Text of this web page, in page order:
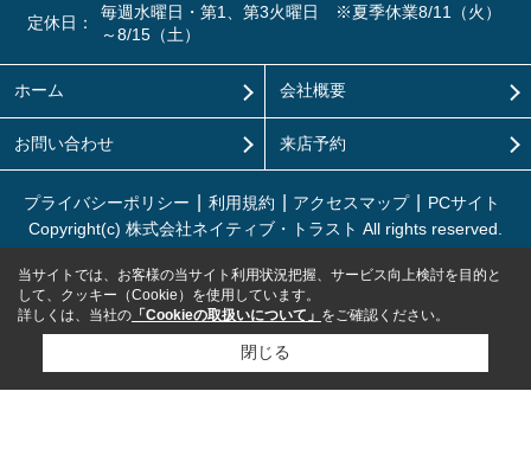
定休日：
毎週水曜日・第1、第3火曜日 ※夏季休業8/11（火）
～8/15（土）
ホーム 会社概要
お問い合わせ 来店予約
プライバシーポリシー 利用規約 アクセスマップ
PCサイト
Copyright(c) 株式会社ネイティブ・トラスト All rights reserved.
当サイトでは、お客様の当サイト利用状況把握、サービス向上検討を目的と
して、クッキー（Cookie）を使用しています。
詳しくは、当社の 「Cookieの取扱いについて」 をご確認ください。
閉じる